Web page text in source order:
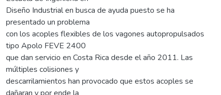
Diseño Industrial en busca de ayuda puesto se ha
presentado un problema
con los acoples flexibles de los vagones autopropulsados
tipo Apolo FEVE 2400
que dan servicio en Costa Rica desde el año 2011. Las
múltiples colisiones y
descarrilamientos han provocado que estos acoples se